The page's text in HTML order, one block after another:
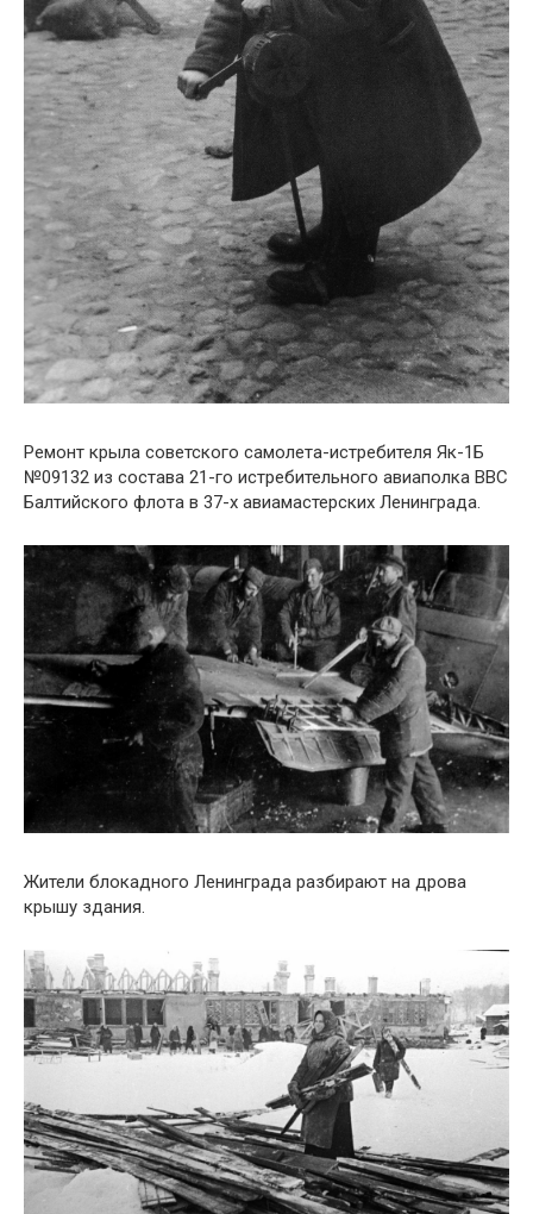
Ремонт крыла советского самолета-истребителя Як-1Б
№09132 из состава 21-го истребительного авиаполка ВВС
Балтийского флота в 37-х авиамастерских Ленинграда.
Жители блокадного Ленинграда разбирают на дрова
крышу здания.